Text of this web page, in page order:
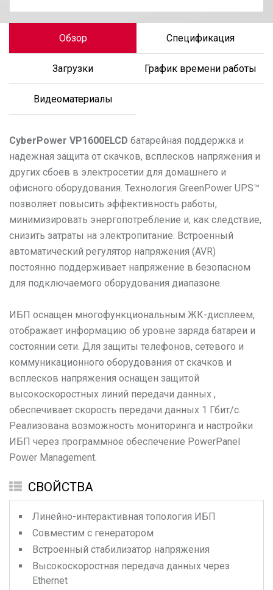
Обзор Спецификация
Загрузки График времени работы
Видеоматериалы
CyberPower VP1600ELCD батарейная поддержка и
надежная защита от скачков, всплесков напряжения и
других сбоев в электросетии для домашнего и
офисного оборудования. Технология GreenPower UPS™
позволяет повысить эффективность работы,
минимизировать энергопотребление и, как следствие,
снизить затраты на электропитание. Встроенный
автоматический регулятор напряжения (AVR)
постоянно поддерживает напряжение в безопасном
для подключаемого оборудования диапазоне.
ИБП оснащен многофункциональным ЖК-дисплеем,
отображает информацию об уровне заряда батареи и
состоянии сети. Для защиты телефонов, сетевого и
коммуникационного оборудования от скачков и
всплесков напряжения оснащен защитой
высокоскоростных линий передачи данных ,
обеспечивает скорость передачи данных 1 Гбит/с.
Реализована возможность мониторинга и настройки
ИБП через программное обеспечение PowerPanel
Power Management.
СВОЙСТВА
Линейно-интерактивная топология ИБП
Совместим с генератором
Встроенный стабилизатор напряжения
Высокоскоростная передача данных через
Ethernet